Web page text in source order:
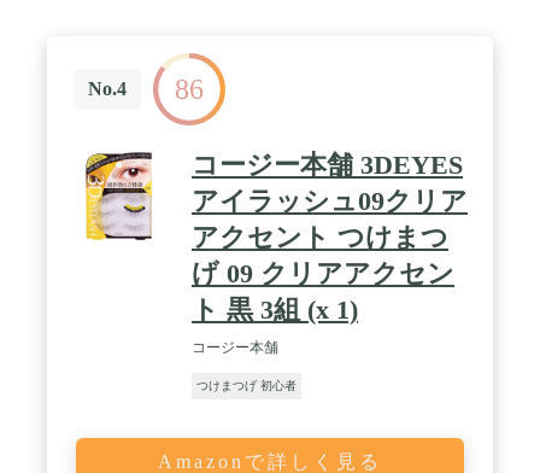
No.4 86
コージー本舗 3DEYES
アイラッシュ09クリア
アクセント つけまつ
げ 09 クリアアクセン
ト 黒 3組 (x 1)
コージー本舗
つけまつげ 初心者
Amazonで詳しく見る